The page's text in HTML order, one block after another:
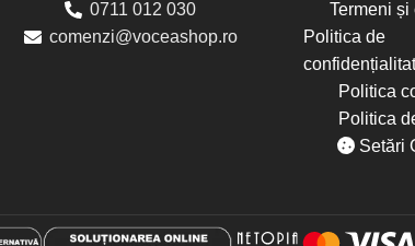
0711 012 030
comenzi@voceashop.ro
Termeni și
Politica de
Politica
Politica
Setări